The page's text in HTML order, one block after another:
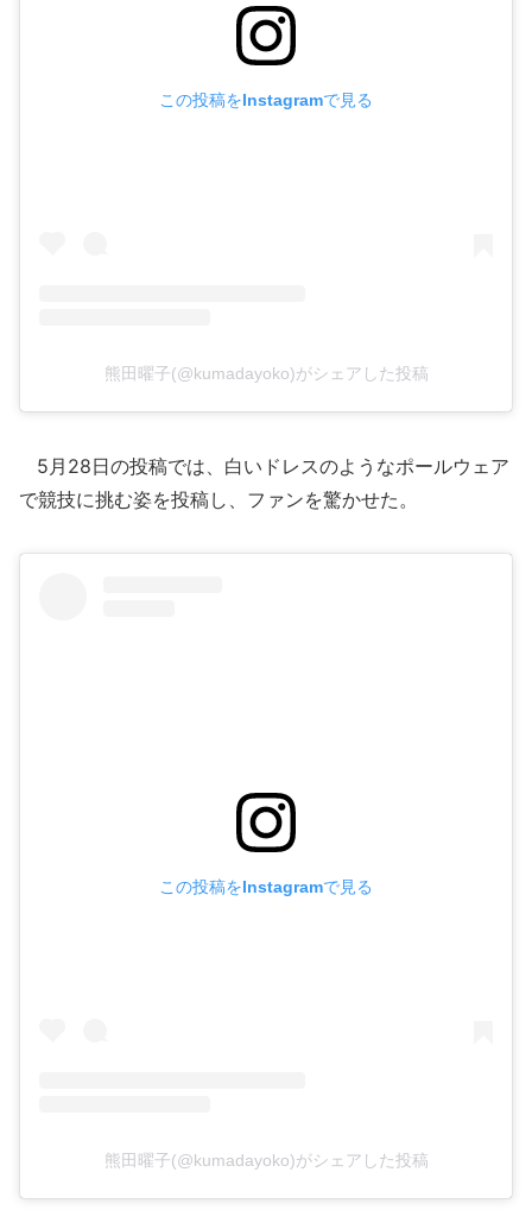
この投稿をInstagramで見る
熊田曜子(@kumadayoko)がシェアした投稿
5月28日の投稿では、白いドレスのようなポールウェア
で競技に挑む姿を投稿し、ファンを驚かせた。
この投稿をInstagramで見る
熊田曜子(@kumadayoko)がシェアした投稿